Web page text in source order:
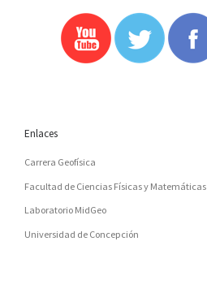
Enlaces
Carrera Geofísica
Facultad de Ciencias Físicas y Matemáticas
Laboratorio MidGeo
Universidad de Concepción